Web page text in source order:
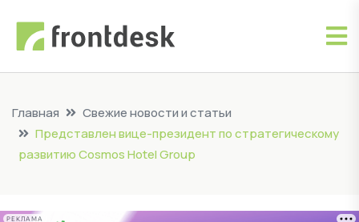
Главная
Свежие новости и статьи
Представлен вице-президент по стратегическому
развитию Cosmos Hotel Group
РЕКЛАМА